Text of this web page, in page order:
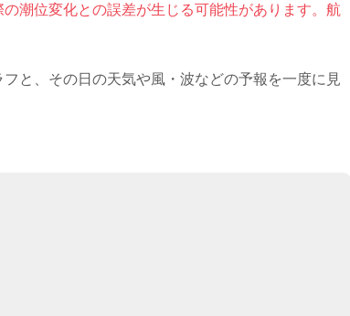
潮位変化との誤差が生じる可能性があります。航
と、その日の天気や風・波などの予報を一度に見